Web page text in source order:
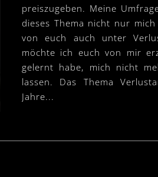
preiszugeben. Meine
dieses Thema nicht nur
von euch auch unter
möchte ich euch von mir
gelernt habe, mich nicht
lassen. Das Thema
Jahre...